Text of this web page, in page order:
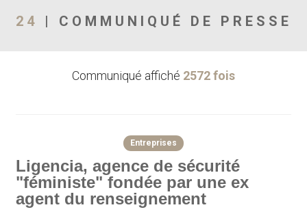
Communiqués de
24 | COMMUNIQUÉ DE PRESSE
Communiqué affiché 2572 fois
Entreprises
Ligencia, agence de sécurité
"féministe" fondée par une ex
agent du renseignement